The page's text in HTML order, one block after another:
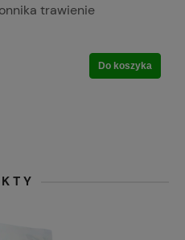
trawienie
Do koszyka